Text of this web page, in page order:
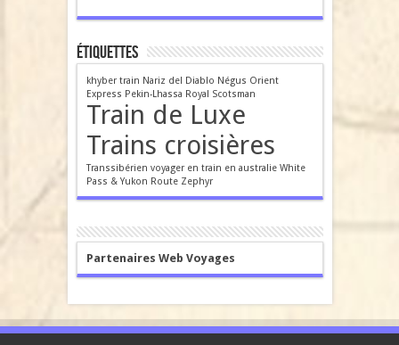
Étiquettes
khyber train Nariz del Diablo Négus Orient
Express Pekin-Lhassa Royal Scotsman
Train de Luxe
Trains croisières
Transsibérien voyager en train en australie White
Pass & Yukon Route Zephyr
Partenaires Web Voyages